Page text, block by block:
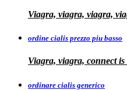
Viagra, viagra, viagra,
ordine cialis prezzo piu basso
Viagra, viagra, connect
ordinare cialis generico